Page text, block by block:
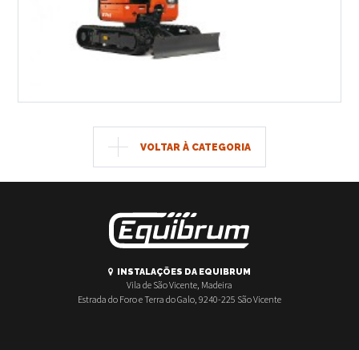
VOLTAR À CATEGORIA
INSTALAÇÕES DA EQUIBRUM
Vila de São Vicente, Madeira
Estrada do Foro e Terra do Galo, 9240-225 São Vicente